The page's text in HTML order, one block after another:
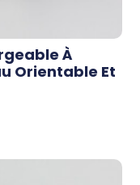
À
Orientable Et